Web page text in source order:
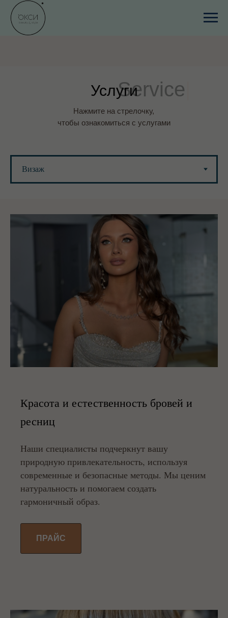
УслугиService
Нажмите на стрелочку,
чтобы ознакомиться с услугами
Красота и естественность бровей и
ресниц
Наши специалисты подчеркнут вашу
природную привлекательность, используя
современные и безопасные методы. Мы ценим
натуральность и помогаем создать
гармоничный образ.
ПРАЙС